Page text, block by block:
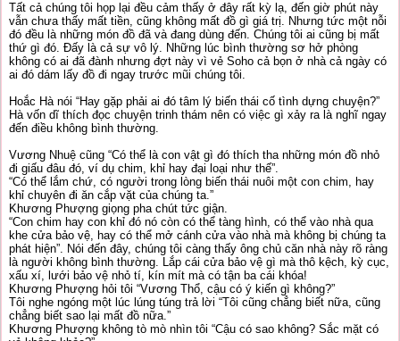
Tất cả chúng tôi họp lại đều cảm thấy ở đây rất kỳ lạ, đến giờ phút này
vẫn chưa thấy mất tiền, cũng không mất đồ gì giá trị. Nhưng tức một nỗi
đó đều là những món đồ đã và đang dùng đến. Chúng tôi ai cũng bị mất
thứ gì đó. Đấy là cả sự vô lý. Những lúc bình thường sơ hở phòng
không có ai đã đành nhưng đợt này vì vẻ Soho cả bọn ở nhà cả ngày có
ai đó dám lấy đồ đi ngay trước mũi chúng tôi.
Hoắc Hà nói “Hay gặp phải ai đó tâm lý biến thái cố tình dựng chuyện?”
Hà vốn dĩ thích đọc chuyện trinh thám nên có việc gì xảy ra là nghĩ ngay
đến điều không bình thường.
Vương Nhuệ cũng “Có thể là con vật gì đó thích tha những món đồ nhỏ
đi giấu đâu đó, ví dụ chim, khỉ hay đại loại như thế”.
“Có thể lắm chứ, có người trong lòng biến thái nuôi một con chim, hay
khỉ chuyên đi ăn cắp vặt của chúng ta.”
Khương Phượng giọng pha chút tức giận.
“Con chim hay con khỉ đó nó còn có thể tàng hình, có thể vào nhà qua
khe cửa bảo vệ, hay có thể mở cánh cửa vào nhà mà không bị chúng ta
phát hiện”. Nói đến đây, chúng tôi càng thấy ông chủ căn nhà này rõ ràng
là người không bình thường. Lắp cái cửa bảo vệ gì mà thô kệch, kỳ cục,
xấu xí, lưới bảo vệ nhỏ tí, kín mít mà có tận ba cái khóa!
Khương Phượng hỏi tôi “Vương Thổ, cậu có ý kiến gì không?”
Tôi nghe ngóng một lúc lúng túng trả lời “Tôi cũng chẳng biết nữa, cũng
chẳng biết sao lại mất đồ nữa.”
Khương Phượng không tò mò nhìn tôi “Cậu có sao không? Sắc mặt có